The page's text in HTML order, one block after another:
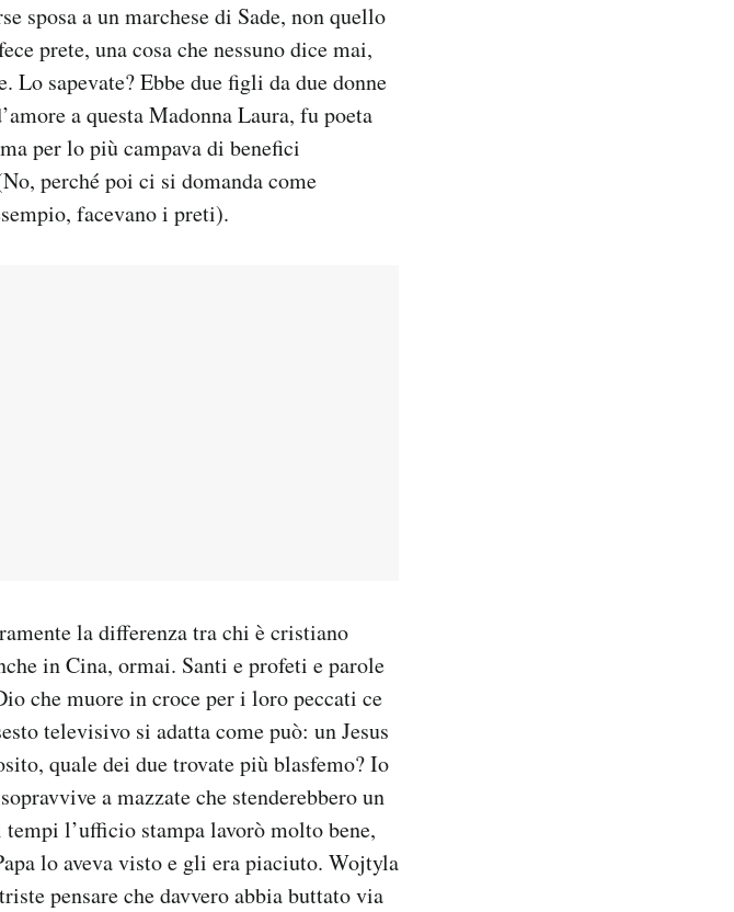
sposa a un marchese di Sade, non quello
prete, una cosa che nessuno dice mai,
sapevate? Ebbe due figli da due donne
a questa Madonna Laura, fu poeta
per lo più campava di benefici
perché poi ci si domanda come
facevano i preti).
la differenza tra chi è cristiano
in Cina, ormai. Santi e profeti e parole
che muore in croce per i loro peccati ce
televisivo si adatta come può: un Jesus
quale dei due trovate più blasfemo? Io
a mazzate che stenderebbero un
tempi l’ufficio stampa lavorò molto bene,
lo aveva visto e gli era piaciuto. Wojtyla
pensare che davvero abbia buttato via